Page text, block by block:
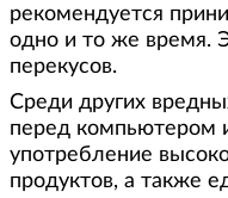
рекомендуется
одно и то же время.
перекусов.
Среди других
перед компьютером
употребление
продуктов, а также